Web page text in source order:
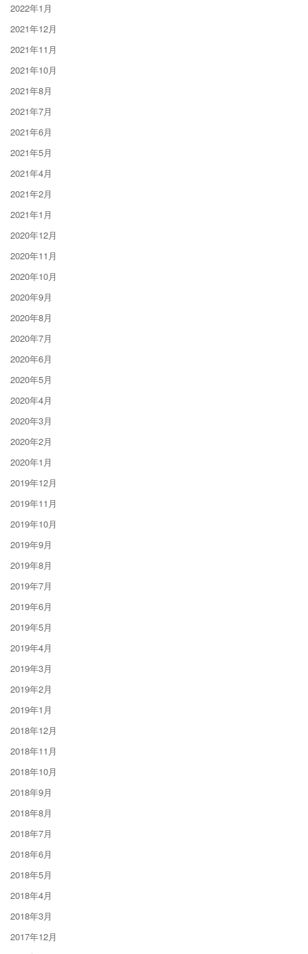
2022年1月
2021年12月
2021年11月
2021年10月
2021年8月
2021年7月
2021年6月
2021年5月
2021年4月
2021年2月
2021年1月
2020年12月
2020年11月
2020年10月
2020年9月
2020年8月
2020年7月
2020年6月
2020年5月
2020年4月
2020年3月
2020年2月
2020年1月
2019年12月
2019年11月
2019年10月
2019年9月
2019年8月
2019年7月
2019年6月
2019年5月
2019年4月
2019年3月
2019年2月
2019年1月
2018年12月
2018年11月
2018年10月
2018年9月
2018年8月
2018年7月
2018年6月
2018年5月
2018年4月
2018年3月
2017年12月